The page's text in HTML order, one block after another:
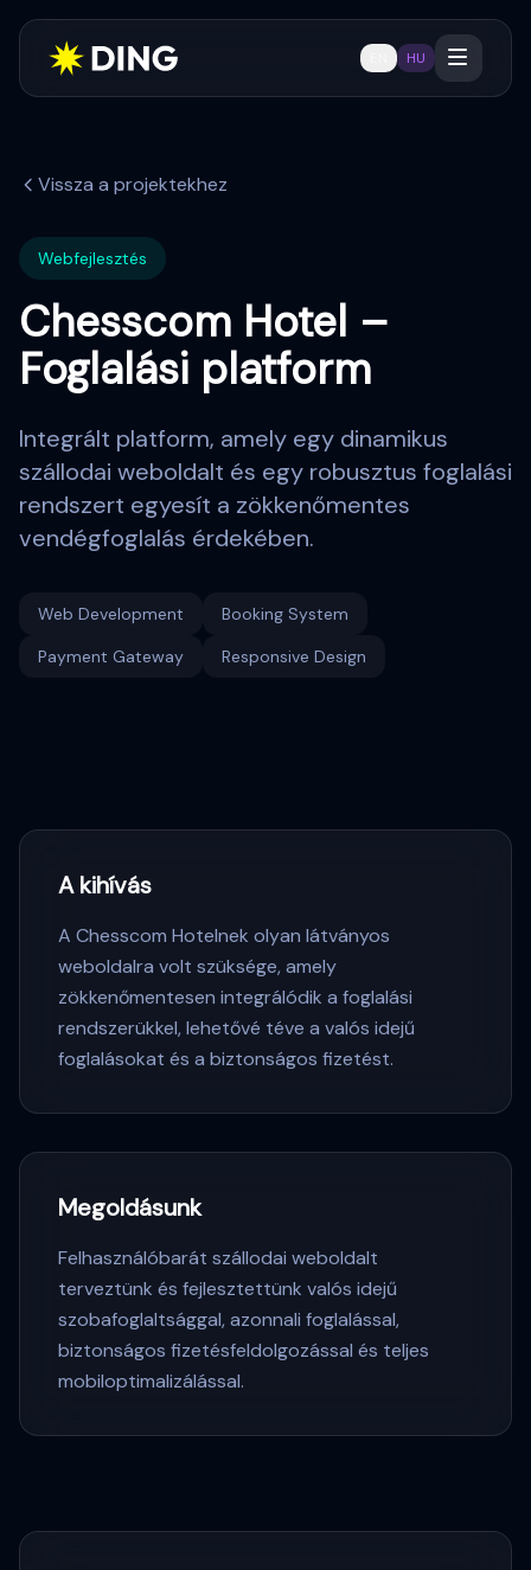
HU
Vissza a projektekhez
Webfejlesztés
Chesscom Hotel –
Foglalási platform
Integrált platform, amely egy dinamikus
szállodai weboldalt és egy robusztus foglalási
rendszert egyesít a zökkenőmentes
vendégfoglalás érdekében.
Web Development
Booking System
Payment Gateway
Responsive Design
A kihívás
A Chesscom Hotelnek olyan látványos
weboldalra volt szüksége, amely
zökkenőmentesen integrálódik a foglalási
rendszerükkel, lehetővé téve a valós idejű
foglalásokat és a biztonságos fizetést.
Megoldásunk
Felhasználóbarát szállodai weboldalt
terveztünk és fejlesztettünk valós idejű
szobafoglaltsággal, azonnali foglalással,
biztonságos fizetésfeldolgozással és teljes
mobiloptimalizálással.